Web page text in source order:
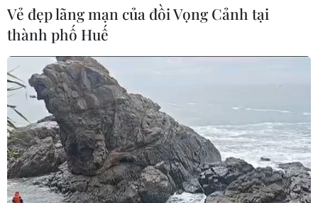
Bánh xèo tôm nhảy - món ăn phải
thử khi đến Quy Nhơn
07/08/2026 00:00
Chưa có bằng chứng truyền máu trẻ
giúp chống lão hóa
06/08/2026 23:16
Vẻ đẹp lãng mạn của đồi Vọng Cảnh tại
thành phố Huế